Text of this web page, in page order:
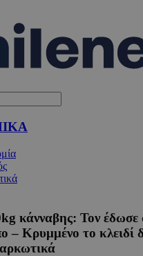
κάνναβης: Τον έδωσε
– Κρυμμένο το κλειδί